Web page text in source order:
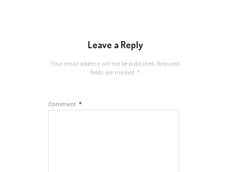
Leave a Reply
Your email address will not be published. Required
fields are marked *
Comment *